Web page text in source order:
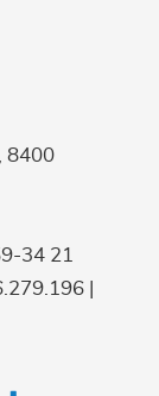
8400
34 21
|